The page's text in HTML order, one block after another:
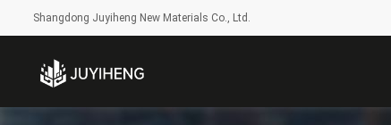
Shangdong Juyiheng New Materials Co., Ltd.